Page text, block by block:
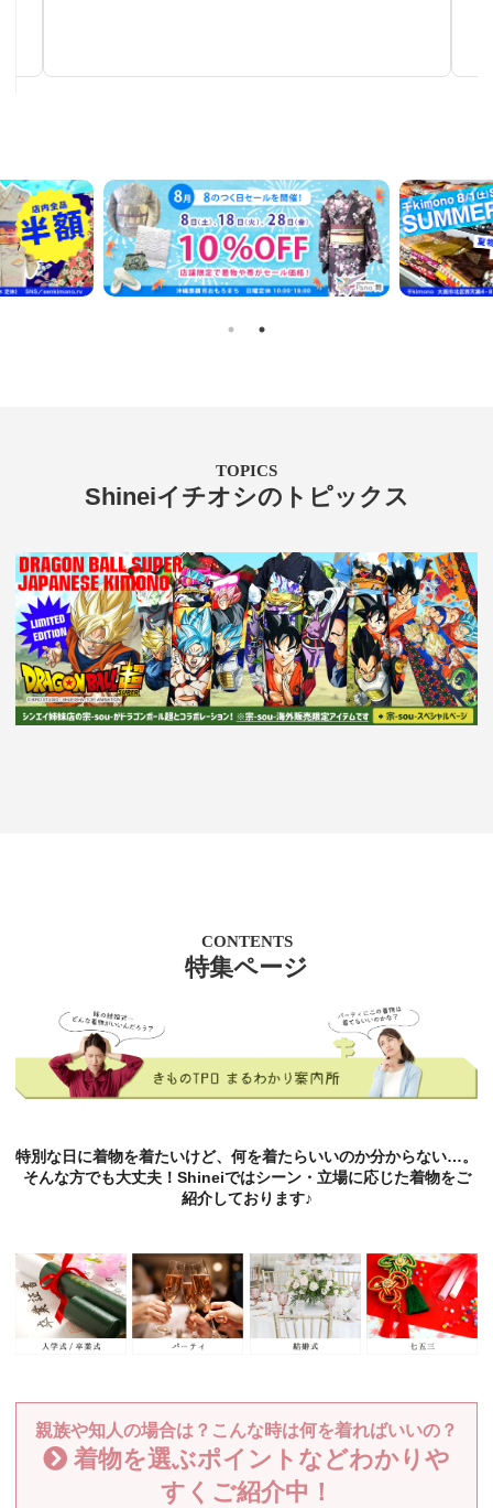
TOPICS
Shineiイチオシのトピックス
CONTENTS
特集ページ
特別な日に着物を着たいけど、何を着たらいいのか分からない…。
そんな方でも大丈夫！Shineiではシーン・立場に応じた着物をご
紹介しております♪
親族や知人の場合は？こんな時は何を着ればいいの？
着物を選ぶポイントなどわかりや
すくご紹介中！